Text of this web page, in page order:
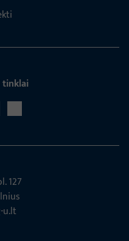
tinklai
127
u.lt